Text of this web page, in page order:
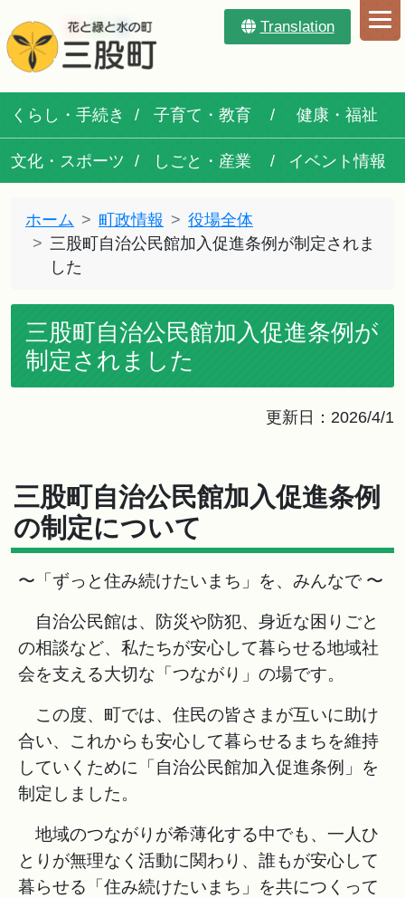
Translation
くらし・手続き 子育て・教育 健康・福祉
文化・スポーツ しごと・産業 イベント情報
ホーム 町政情報
役場全体
三股町自治公民館加入促進条例が制定されま
した
三股町自治公民館加入促進条例が
制定されました
更新日：2026/4/1
三股町自治公民館加入促進条例
の制定について
〜「ずっと住み続けたいまち」を、みんなで 〜
自治公民館は、防災や防犯、身近な困りごと
の相談など、私たちが安心して暮らせる地域社
会を支える大切な「つながり」の場です。
この度、町では、住民の皆さまが互いに助け
合い、これからも安心して暮らせるまちを維持
していくために「自治公民館加入促進条例」を
制定しました。
地域のつながりが希薄化する中でも、一人ひ
とりが無理なく活動に関わり、誰もが安心して
暮らせる「住み続けたいまち」を共につくって